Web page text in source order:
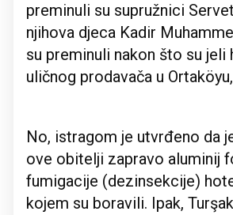
preminuli su supružnici
njihova djeca Kadir
su preminuli nakon što su jeli
uličnog prodavača u
No, istragom je utvrđeno da
ove obitelji zapravo aluminij
fumigacije (dezinsekcije)
kojem su boravili. Ipak,